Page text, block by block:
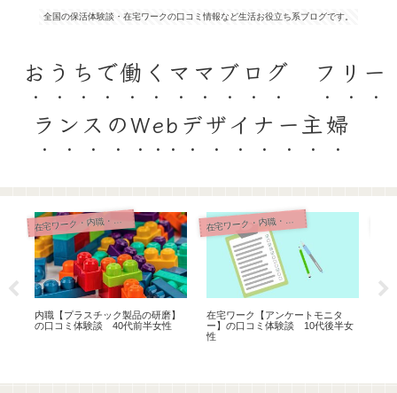
全国の保活体験談・在宅ワークの口コミ情報など生活お役立ち系ブログです。
おうちで働くママブログ フリー
ランスのWebデザイナー主婦
在 宅ワーク・内職・リモート
内職【プラスチック製品の研磨】
の口コミ体験談 40代前半女性
在 宅ワーク・内職・リモート
在宅ワーク【アンケートモニタ
ー】の口コミ体験談 10代後半女
性